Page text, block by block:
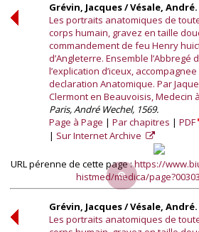
Grévin, Jacques / Vésale, André.
Les portraits anatomiques de
corps humain, gravez en taille
commandement de feu Henry
d’Angleterre. Ensemble l’Abbregé
l’explication d’iceux, accompagnee
declaration Anatomique. Par
Clermont en Beauvoisis, Medecin
Paris, André Wechel, 1569.
Page à Page
Par chapitres
PDF
Sur Internet Archive
URL pérenne de cette page :https://
histmed/medica/
Grévin, Jacques / Vésale, André.
Les portraits anatomiques de